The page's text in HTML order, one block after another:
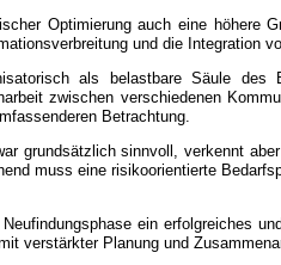
Optimierung auch eine höhere
und die Integration
als belastbare Säule des
zwischen verschiedenen
Betrachtung.
grundsätzlich sinnvoll, verkennt
muss eine risikoorientierte
ein erfolgreiches
verstärkter Planung und